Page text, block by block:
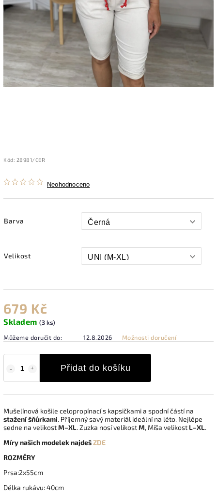
Kód: 28981/CER
Neohodnoceno
Barva
Velikost
679 Kč
Skladem (3 ks)
Můžeme doručit do:
12.8.2026 Možnosti doručení
Přidat do košíku
Mušelínová košile celopropínací s kapsičkami a spodní částí na
stažení šňůrkami. Příjemný savý materiál ideální na léto. Nejlépe
sedne na velikostM–XL. Zuzka nosí velikostM, Míša velikost L–XL.
Míry našich modelek najdešZDE
ROZMĚRY
Prsa:2x55cm
Délka rukávu: 40cm